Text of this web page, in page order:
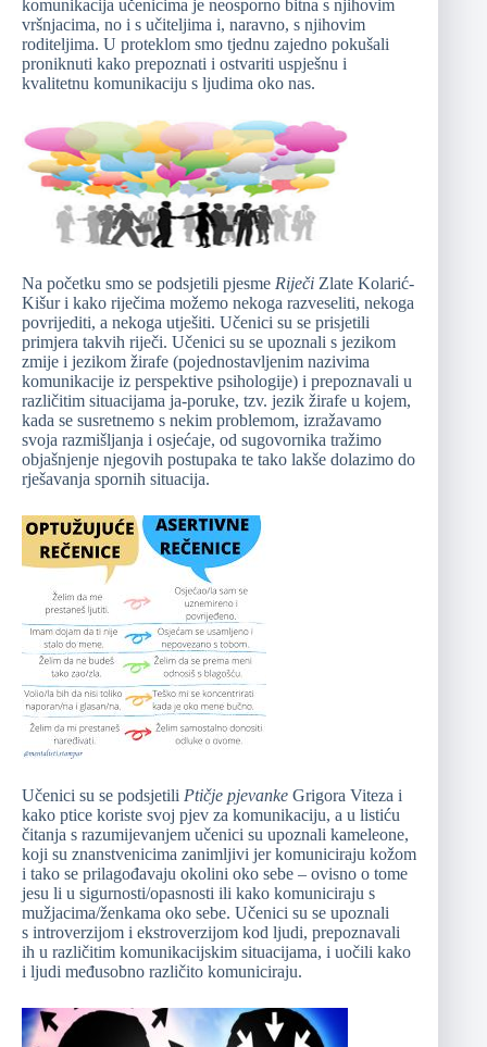
komunikacija učenicima je neosporno bitna s njihovim
vršnjacima, no i s učiteljima i, naravno, s njihovim
roditeljima. U proteklom smo tjednu zajedno pokušali
proniknuti kako prepoznati i ostvariti uspješnu i
kvalitetnu komunikaciju s ljudima oko nas.
Na početku smo se podsjetili pjesme Riječi Zlate Kolarić-
Kišur i kako riječima možemo nekoga razveseliti, nekoga
povrijediti, a nekoga utješiti. Učenici su se prisjetili
primjera takvih riječi. Učenici su se upoznali s jezikom
zmije i jezikom žirafe (pojednostavljenim nazivima
komunikacije iz perspektive psihologije) i prepoznavali u
različitim situacijama ja-poruke, tzv. jezik žirafe u kojem,
kada se susretnemo s nekim problemom, izražavamo
svoja razmišljanja i osjećaje, od sugovornika tražimo
objašnjenje njegovih postupaka te tako lakše dolazimo do
rješavanja spornih situacija.
Učenici su se podsjetili Ptičje pjevanke Grigora Viteza i
kako ptice koriste svoj pjev za komunikaciju, a u listiću
čitanja s razumijevanjem učenici su upoznali kameleone,
koji su znanstvenicima zanimljivi jer komuniciraju kožom
i tako se prilagođavaju okolini oko sebe – ovisno o tome
jesu li u sigurnosti/opasnosti ili kako komuniciraju s
mužjacima/ženkama oko sebe. Učenici su se upoznali
s introverzijom i ekstroverzijom kod ljudi, prepoznavali
ih u različitim komunikacijskim situacijama, i uočili kako
i ljudi međusobno različito komuniciraju.